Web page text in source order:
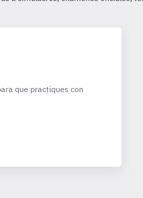
que practiques con